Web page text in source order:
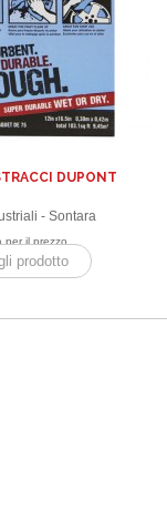
DUPONT
- Sontara
per il prezzo
prodotto